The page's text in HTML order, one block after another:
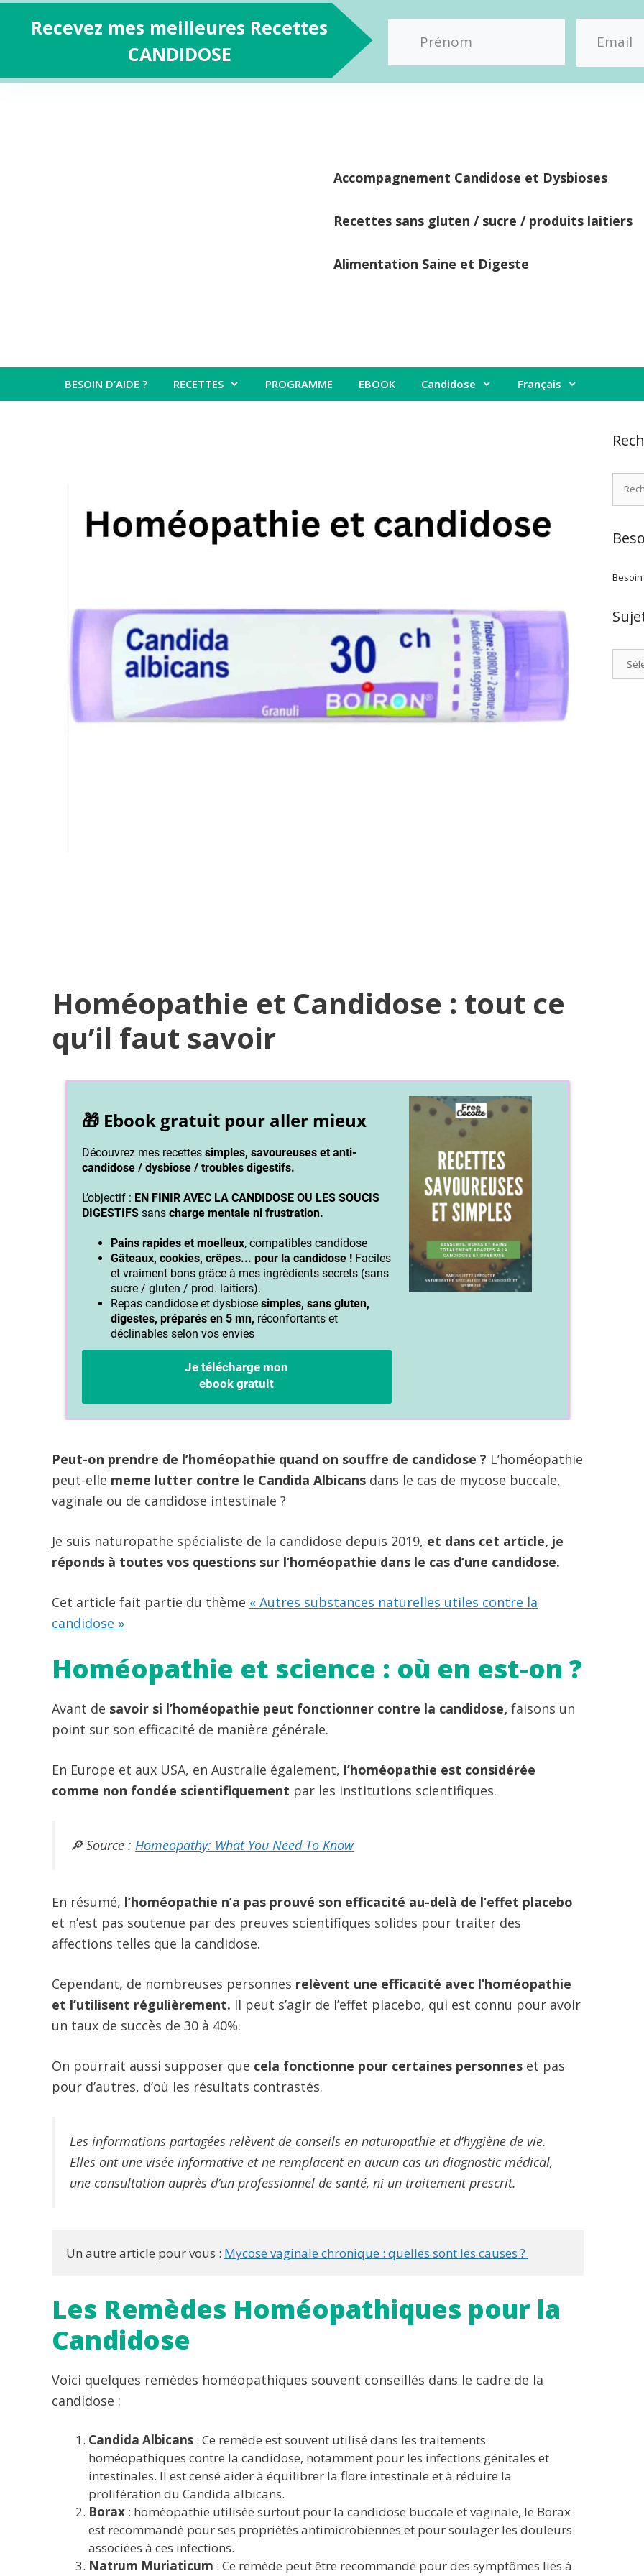
Accompagnement Candidose et Dysbioses
Recettes sans gluten / sucre / produits laitiers
Alimentation Saine et Digeste
BESOIN D’AIDE ? RECETTES PROGRAMME EBOOK Candidose Français
Homéopathie et Candidose : tout ce
qu’il faut savoir
Peut-on prendre de l’homéopathie quand on souffre de candidose ? L’homéopathie
peut-elle meme lutter contre le Candida Albicans dans le cas de mycose buccale,
vaginale ou de candidose intestinale ?
Je suis naturopathe spécialiste de la candidose depuis 2019, et dans cet article, je
réponds à toutes vos questions sur l’homéopathie dans le cas d’une candidose.
Cet article fait partie du thème « Autres substances naturelles utiles contre la
candidose »
Homéopathie et science : où en est-on ?
Avant de savoir si l’homéopathie peut fonctionner contre la candidose, faisons un
point sur son efficacité de manière générale.
En Europe et aux USA, en Australie également, l’homéopathie est considérée
comme non fondée scientifiquement par les institutions scientifiques.
🔎 Source : Homeopathy: What You Need To Know
En résumé, l’homéopathie n’a pas prouvé son efficacité au-delà de l’effet placebo
et n’est pas soutenue par des preuves scientifiques solides pour traiter des
affections telles que la candidose.
Cependant, de nombreuses personnes relèvent une efficacité avec l’homéopathie
et l’utilisent régulièrement. Il peut s’agir de l’effet placebo, qui est connu pour avoir
un taux de succès de 30 à 40%.
On pourrait aussi supposer que cela fonctionne pour certaines personnes et pas
pour d’autres, d’où les résultats contrastés.
Les informations partagées relèvent de conseils en naturopathie et d’hygiène de vie.
Elles ont une visée informative et ne remplacent en aucun cas un diagnostic médical,
une consultation auprès d’un professionnel de santé, ni un traitement prescrit.
Un autre article pour vous : Mycose vaginale chronique : quelles sont les causes ?
Les Remèdes Homéopathiques pour la
Candidose
Voici quelques remèdes homéopathiques souvent conseillés dans le cadre de la
candidose :
Candida Albicans : Ce remède est souvent utilisé dans les traitements
homéopathiques contre la candidose, notamment pour les infections génitales et
intestinales. Il est censé aider à équilibrer la flore intestinale et à réduire la
prolifération du Candida albicans.
Borax : homéopathie utilisée surtout pour la candidose buccale et vaginale, le Borax
est recommandé pour ses propriétés antimicrobiennes et pour soulager les douleurs
associées à ces infections.
Natrum Muriaticum : Ce remède peut être recommandé pour des symptômes liés à
Recevez mes meilleures Recettes
CANDIDOSE